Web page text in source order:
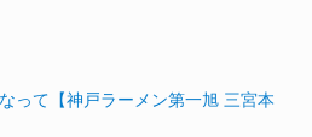
って【神戸ラーメン第一旭 三宮本